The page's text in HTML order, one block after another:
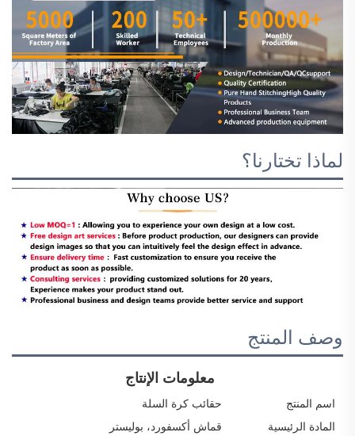
لماذا تختارنا؟
وصف المنتج
معلومات الإنتاج
اسم المنتج
حقائب كرة السلة
المادة الرئيسية
قماش أكسفورد، بوليستر